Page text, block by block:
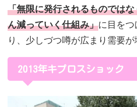
「無限に発行されるものでは
ん減っていく仕組み」に目を
り、少しづつ噂が広まり需要
2013年キプロスショック